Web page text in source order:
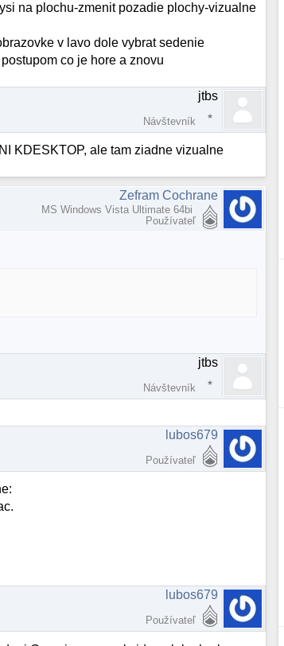
na plochu-zmenit pozadie plochy-vizualne
v lavo dole vybrat sedenie
co je hore a znovu
jtbs
Návštevník
KDESKTOP, ale tam ziadne vizualne
Zefram Cochrane
MS Windows Vista Ultimate 64bi
Používateľ
jtbs
Návštevník
lubos679
Používateľ
lubos679
Používateľ